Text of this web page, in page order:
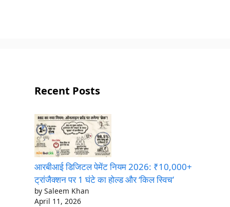
Recent Posts
आरबीआई डिजिटल पेमेंट नियम 2026: ₹10,000+
ट्रांजैक्शन पर 1 घंटे का होल्ड और ‘किल स्विच’
by Saleem Khan
April 11, 2026